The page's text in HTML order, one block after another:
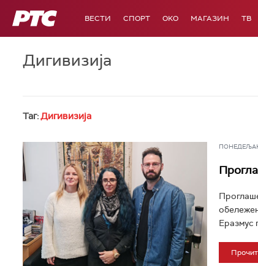
РТС ВЕСТИ СПОРТ OKO МАГАЗИН ТВ
Дигивизија
Таг:Дигивизија
ПОНЕДЕЉАК,
Еразмус